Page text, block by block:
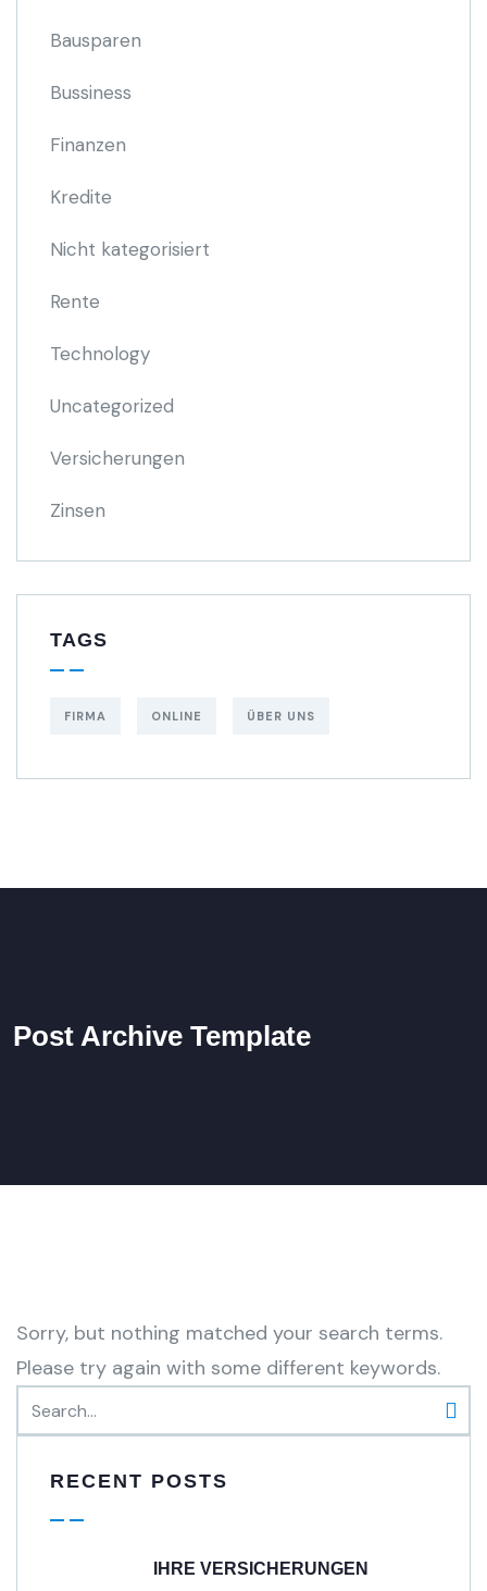
Bausparen
Bussiness
Finanzen
Kredite
Nicht kategorisiert
Rente
Technology
Uncategorized
Versicherungen
Zinsen
TAGS
FIRMA ONLINE ÜBER UNS
Post Archive Template
Sorry, but nothing matched your search terms.
Please try again with some different keywords.
RECENT POSTS
IHRE VERSICHERUNGEN